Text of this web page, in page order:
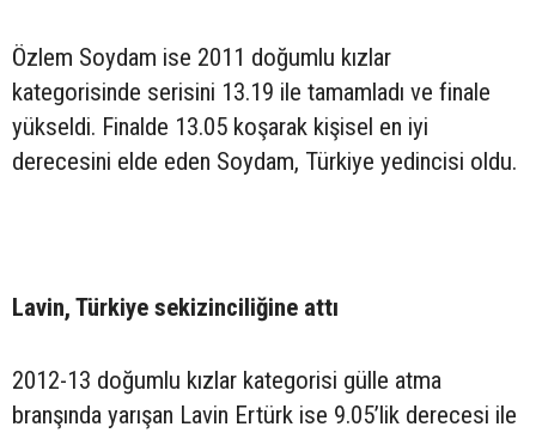
Özlem Soydam ise 2011 doğumlu kızlar
kategorisinde serisini 13.19 ile tamamladı ve finale
yükseldi. Finalde 13.05 koşarak kişisel en iyi
derecesini elde eden Soydam, Türkiye yedincisi oldu.
Lavin, Türkiye sekizinciliğine attı
2012-13 doğumlu kızlar kategorisi gülle atma
branşında yarışan Lavin Ertürk ise 9.05’lik derecesi ile